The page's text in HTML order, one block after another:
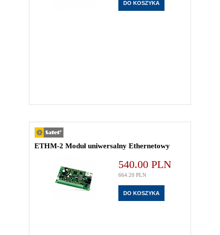
ETHM-2 Moduł uniwersalny Ethernetowy
540.00 PLN
664.20 PLN